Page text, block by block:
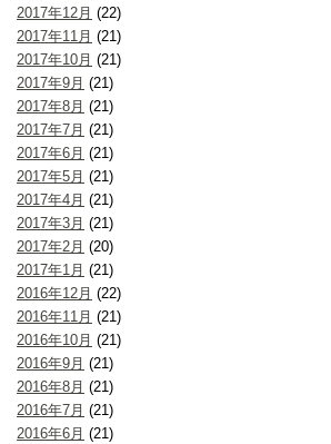
2017年12月 (22)
2017年11月 (21)
2017年10月 (21)
2017年9月 (21)
2017年8月 (21)
2017年7月 (21)
2017年6月 (21)
2017年5月 (21)
2017年4月 (21)
2017年3月 (21)
2017年2月 (20)
2017年1月 (21)
2016年12月 (22)
2016年11月 (21)
2016年10月 (21)
2016年9月 (21)
2016年8月 (21)
2016年7月 (21)
2016年6月 (21)